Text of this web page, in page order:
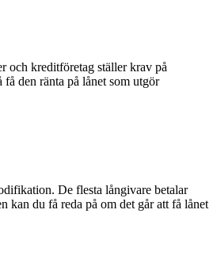
och kreditföretag ställer krav på
den ränta på lånet som utgör
De flesta långivare betalar
kan du få reda på om det går att få lånet